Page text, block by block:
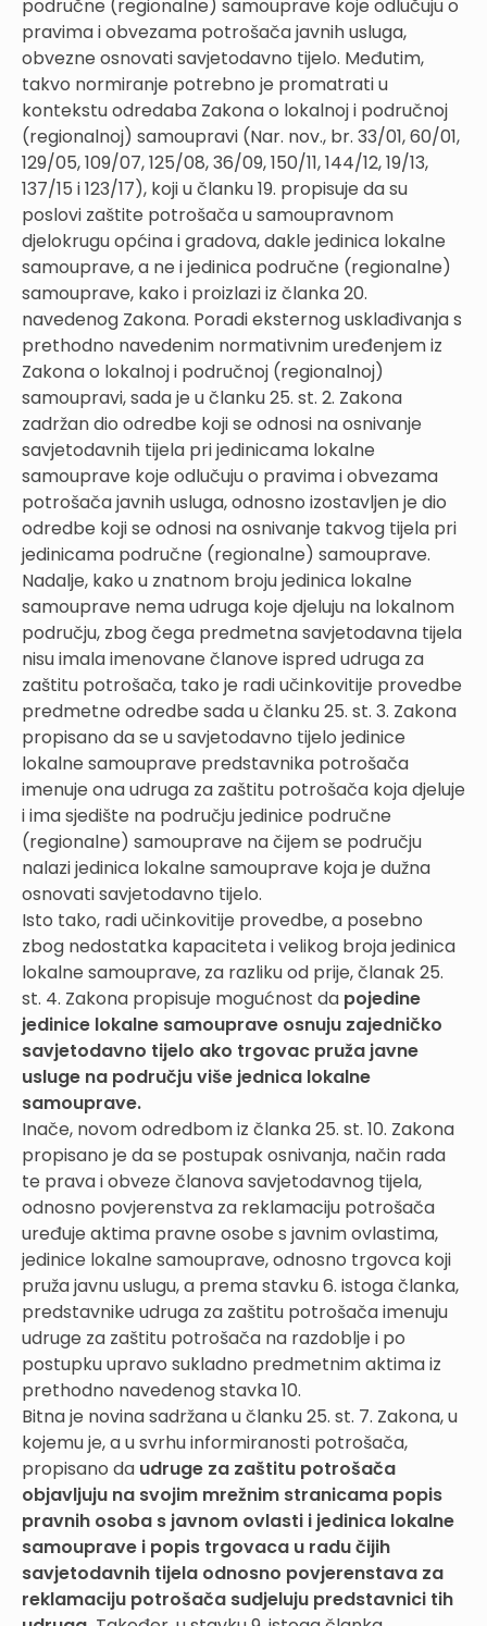
područne (regionalne) samouprave koje odlučuju o
pravima i obvezama potrošača javnih usluga,
obvezne osnovati savjetodavno tijelo. Međutim,
takvo normiranje potrebno je promatrati u
kontekstu odredaba Zakona o lokalnoj i područnoj
(regionalnoj) samoupravi (Nar. nov., br. 33/01, 60/01,
129/05, 109/07, 125/08, 36/09, 150/11, 144/12, 19/13,
137/15 i 123/17), koji u članku 19. propisuje da su
poslovi zaštite potrošača u samoupravnom
djelokrugu općina i gradova, dakle jedinica lokalne
samouprave, a ne i jedinica područne (regionalne)
samouprave, kako i proizlazi iz članka 20.
navedenog Zakona. Poradi eksternog usklađivanja s
prethodno navedenim normativnim uređenjem iz
Zakona o lokalnoj i područnoj (regionalnoj)
samoupravi, sada je u članku 25. st. 2. Zakona
zadržan dio odredbe koji se odnosi na osnivanje
savjetodavnih tijela pri jedinicama lokalne
samouprave koje odlučuju o pravima i obvezama
potrošača javnih usluga, odnosno izostavljen je dio
odredbe koji se odnosi na osnivanje takvog tijela pri
jedinicama područne (regionalne) samouprave.
Nadalje, kako u znatnom broju jedinica lokalne
samouprave nema udruga koje djeluju na lokalnom
području, zbog čega predmetna savjetodavna tijela
nisu imala imenovane članove ispred udruga za
zaštitu potrošača, tako je radi učinkovitije provedbe
predmetne odredbe sada u članku 25. st. 3. Zakona
propisano da se u savjetodavno tijelo jedinice
lokalne samouprave predstavnika potrošača
imenuje ona udruga za zaštitu potrošača koja djeluje
i ima sjedište na području jedinice područne
(regionalne) samouprave na čijem se području
nalazi jedinica lokalne samouprave koja je dužna
osnovati savjetodavno tijelo.
Isto tako, radi učinkovitije provedbe, a posebno
zbog nedostatka kapaciteta i velikog broja jedinica
lokalne samouprave, za razliku od prije, članak 25.
st. 4. Zakona propisuje mogućnost da pojedine
jedinice lokalne samouprave osnuju zajedničko
savjetodavno tijelo ako trgovac pruža javne
usluge na području više jednica lokalne
samouprave.
Inače, novom odredbom iz članka 25. st. 10. Zakona
propisano je da se postupak osnivanja, način rada
te prava i obveze članova savjetodavnog tijela,
odnosno povjerenstva za reklamaciju potrošača
uređuje aktima pravne osobe s javnim ovlastima,
jedinice lokalne samouprave, odnosno trgovca koji
pruža javnu uslugu, a prema stavku 6. istoga članka,
predstavnike udruga za zaštitu potrošača imenuju
udruge za zaštitu potrošača na razdoblje i po
postupku upravo sukladno predmetnim aktima iz
prethodno navedenog stavka 10.
Bitna je novina sadržana u članku 25. st. 7. Zakona, u
kojemu je, a u svrhu informiranosti potrošača,
propisano da udruge za zaštitu potrošača
objavljuju na svojim mrežnim stranicama popis
pravnih osoba s javnom ovlasti i jedinica lokalne
samouprave i popis trgovaca u radu čijih
savjetodavnih tijela odnosno povjerenstava za
reklamaciju potrošača sudjeluju predstavnici tih